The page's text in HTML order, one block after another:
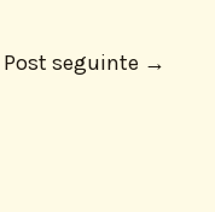
Post seguinte →